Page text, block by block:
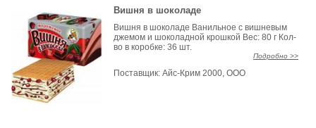
Вишня в шоколаде
Вишня в шоколаде Ванильное с вишневым
джемом и шоколадной крошкой Вес: 80 г Кол-
во в коробке: 36 шт.
Подробно >>
Поставщик:Айс-Крим 2000, ООО